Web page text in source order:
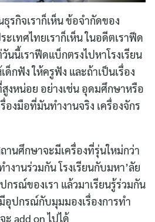
รกิจเราก็เห็น ข้อจำกัดของ
ะเทศไทยเราก็เห็น ในอดีตเราฟีด
นี้เราฟีดแบ็กตรงไปหาโรงเรียน
ด็กฟัง ให้ครูฟัง และถ้าเป็นเรื่อง
งหน่อย อย่างเช่น อุดมศึกษาหรือ
องมือที่มันทำงานจริง เครื่องจักร
านศึกษาจะมีเครื่องที่รุ่นใหม่กว่า
งานร่วมกัน โรงเรียนกับมหา’ลัย
กรณ์ของเรา แล้วมาเรียนรู้ร่วมกัน
อุปกรณ์กับมุมมองเรื่องการทำ
add on ไปได้